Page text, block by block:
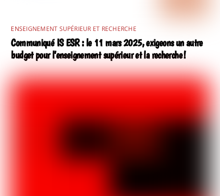
ENSEIGNEMENT SUPÉRIEUR ET RECHERCHE
Communiqué IS ESR : le 11 mars 2025, exigeons un autre
budget pour l’enseignement supérieur et la recherche !